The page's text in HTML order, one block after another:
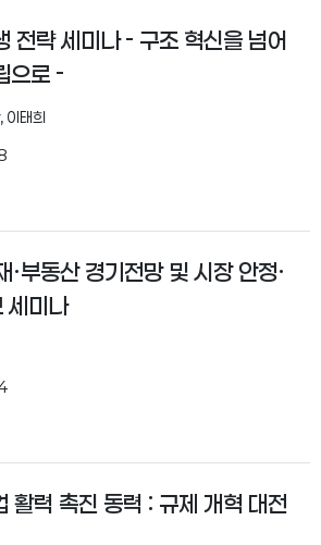
전략 세미나 - 구조 혁신을 넘어
으로 -
이태희
부동산 경기전망 및 시장 안정·
세미나
활력 촉진 동력 : 규제 개혁 대전